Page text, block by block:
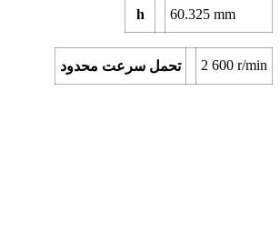
h 60.325 mm
تحمل سرعت محدود 2 600 r/min